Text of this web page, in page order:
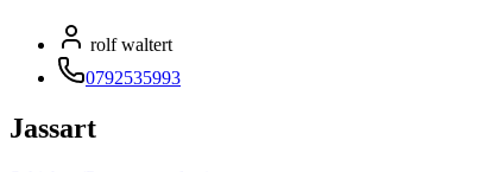
rolf waltert
0792535993
Jassart